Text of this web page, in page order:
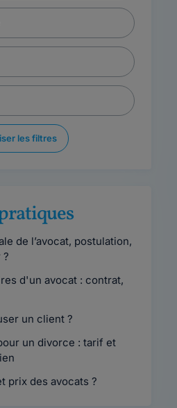
les filtres
de l’avocat, postulation,
?
d'un avocat : contrat,
un client ?
un divorce : tarif et
prix des avocats ?